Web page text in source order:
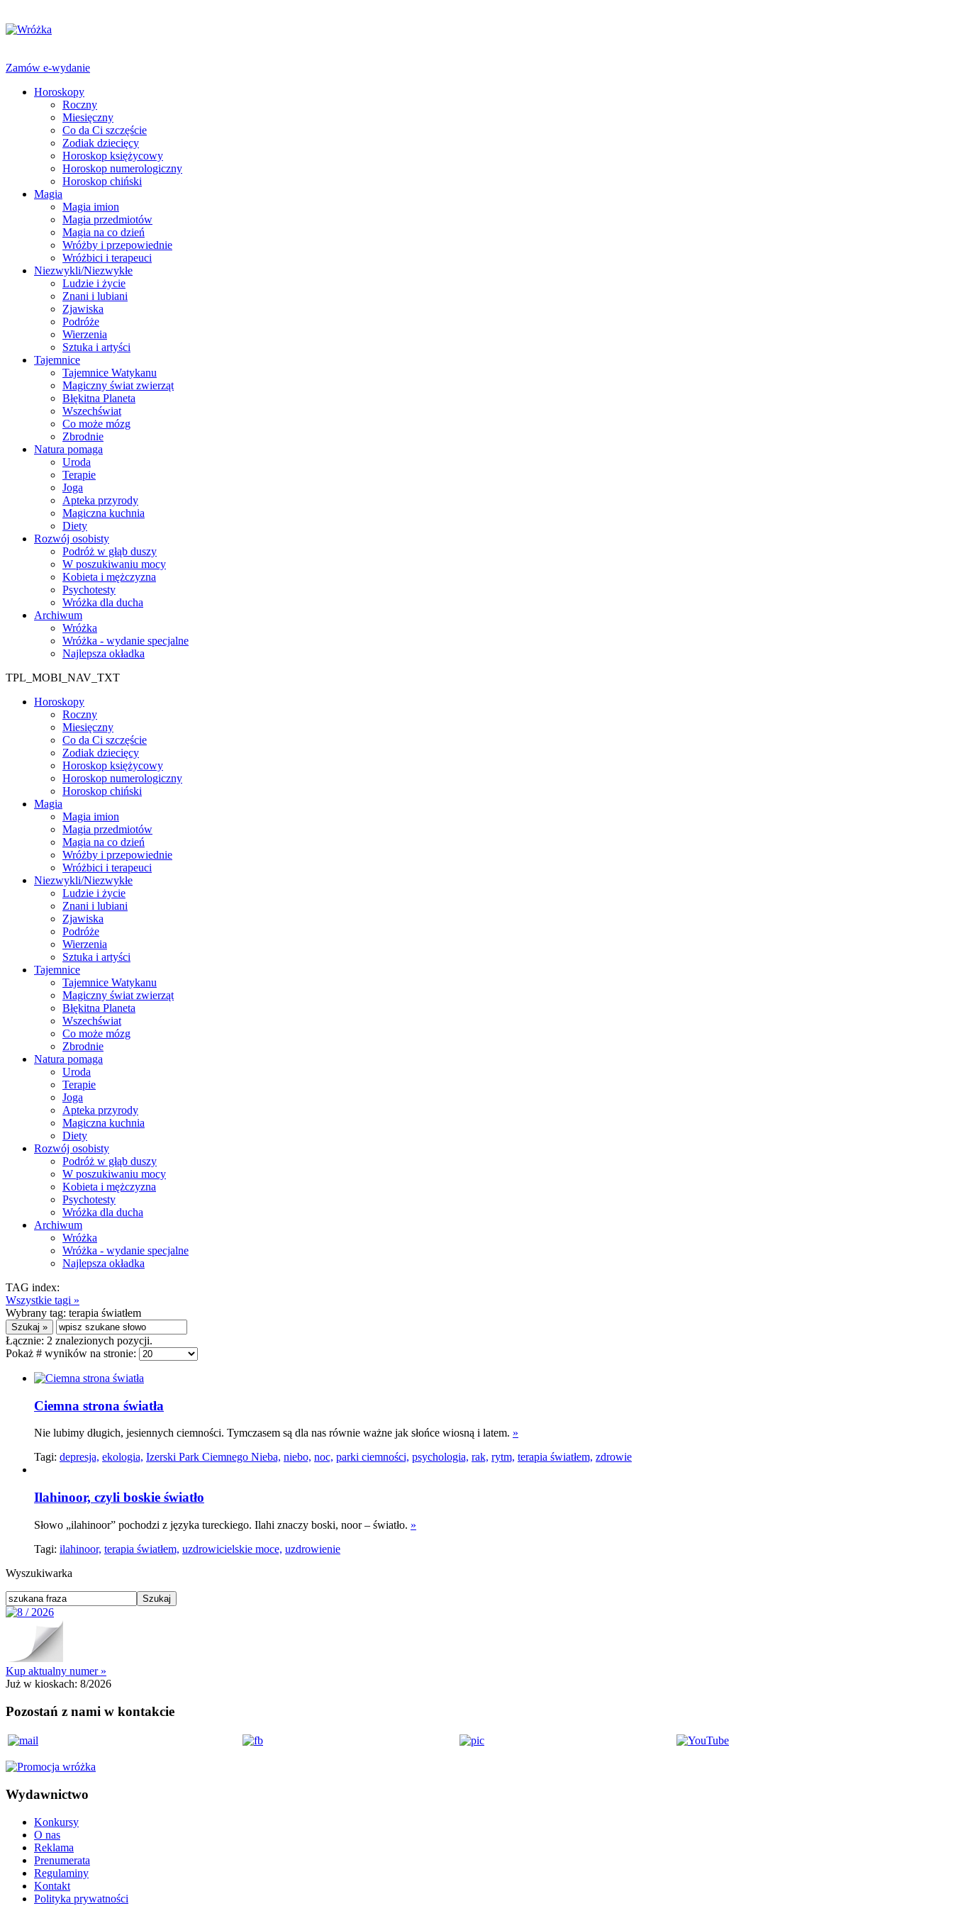
Zamów e-wydanie
Horoskopy
Roczny
Miesięczny
Co da Ci szczęście
Zodiak dziecięcy
Horoskop księżycowy
Horoskop numerologiczny
Horoskop chiński
Magia
Magia imion
Magia przedmiotów
Magia na co dzień
Wróżby i przepowiednie
Wróżbici i terapeuci
Niezwykli/Niezwykłe
Ludzie i życie
Znani i lubiani
Zjawiska
Podróże
Wierzenia
Sztuka i artyści
Tajemnice
Tajemnice Watykanu
Magiczny świat zwierząt
Błękitna Planeta
Wszechświat
Co może mózg
Zbrodnie
Natura pomaga
Uroda
Terapie
Joga
Apteka przyrody
Magiczna kuchnia
Diety
Rozwój osobisty
Podróż w głąb duszy
W poszukiwaniu mocy
Kobieta i mężczyzna
Psychotesty
Wróżka dla ducha
Archiwum
Wróżka
Wróżka - wydanie specjalne
Najlepsza okładka
TPL_MOBI_NAV_TXT
Horoskopy
Roczny
Miesięczny
Co da Ci szczęście
Zodiak dziecięcy
Horoskop księżycowy
Horoskop numerologiczny
Horoskop chiński
Magia
Magia imion
Magia przedmiotów
Magia na co dzień
Wróżby i przepowiednie
Wróżbici i terapeuci
Niezwykli/Niezwykłe
Ludzie i życie
Znani i lubiani
Zjawiska
Podróże
Wierzenia
Sztuka i artyści
Tajemnice
Tajemnice Watykanu
Magiczny świat zwierząt
Błękitna Planeta
Wszechświat
Co może mózg
Zbrodnie
Natura pomaga
Uroda
Terapie
Joga
Apteka przyrody
Magiczna kuchnia
Diety
Rozwój osobisty
Podróż w głąb duszy
W poszukiwaniu mocy
Kobieta i mężczyzna
Psychotesty
Wróżka dla ducha
Archiwum
Wróżka
Wróżka - wydanie specjalne
Najlepsza okładka
TAG index:
Wszystkie tagi »
Wybrany tag: terapia światłem
Łącznie: 2 znalezionych pozycji.
Pokaż # wyników na stronie:
Ciemna strona światła
Nie lubimy długich, jesiennych ciemności. Tymczasem są dla nas równie ważne jak słońce wiosną i latem. »
Tagi: depresja, ekologia, Izerski Park Ciemnego Nieba, niebo, noc, parki ciemności, psychologia, rak, rytm, terapia światłem, zdrowie
Ilahinoor, czyli boskie światło
Słowo „ilahinoor” pochodzi z języka tureckiego. Ilahi znaczy boski, noor – światło. »
Tagi: ilahinoor, terapia światłem, uzdrowicielskie moce, uzdrowienie
Wyszukiwarka
Kup aktualny numer »
Już w kioskach: 8/2026
Pozostań z nami w kontakcie
Wydawnictwo
Konkursy
O nas
Reklama
Prenumerata
Regulaminy
Kontakt
Polityka prywatności